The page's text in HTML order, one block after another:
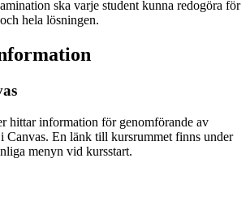
ska varje student kunna redogöra för
hela lösningen.
hittar information för genomförande av
Canvas. En länk till kursrummet finns under
menyn vid kursstart.